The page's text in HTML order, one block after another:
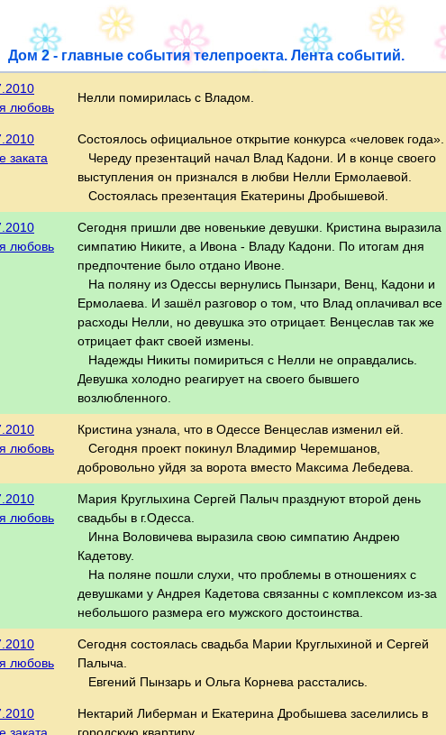
Дом 2 - главные события телепроекта. Лента событий.
любовь
Нелли помирилась с Владом.
заката
Состоялось официальное открытие конкурса «человек года».
Череду презентаций начал Влад Кадони. И в конце своего
выступления он признался в любви Нелли Ермолаевой.
Состоялась презентация Екатерины Дробышевой.
любовь
Сегодня пришли две новенькие девушки. Кристина выразила
симпатию Никите, а Ивона - Владу Кадони. По итогам дня
предпочтение было отдано Ивоне.
На поляну из Одессы вернулись Пынзари, Венц, Кадони и
Ермолаева. И зашёл разговор о том, что Влад оплачивал все
расходы Нелли, но девушка это отрицает. Венцеслав так же
отрицает факт своей измены.
Надежды Никиты помириться с Нелли не оправдались.
Девушка холодно реагирует на своего бывшего
возлюбленного.
любовь
Кристина узнала, что в Одессе Венцеслав изменил ей.
Сегодня проект покинул Владимир Черемшанов,
добровольно уйдя за ворота вместо Максима Лебедева.
любовь
Мария Круглыхина Сергей Палыч празднуют второй день
свадьбы в г.Одесса.
Инна Воловичева выразила свою симпатию Андрею
Кадетову.
На поляне пошли слухи, что проблемы в отношениях с
девушками у Андрея Кадетова связанны с комплексом из-за
небольшого размера его мужского достоинства.
любовь
Сегодня состоялась свадьба Марии Круглыхиной и Сергей
Палыча.
Евгений Пынзарь и Ольга Корнева расстались.
Нектарий Либерман и Екатерина Дробышева заселились в